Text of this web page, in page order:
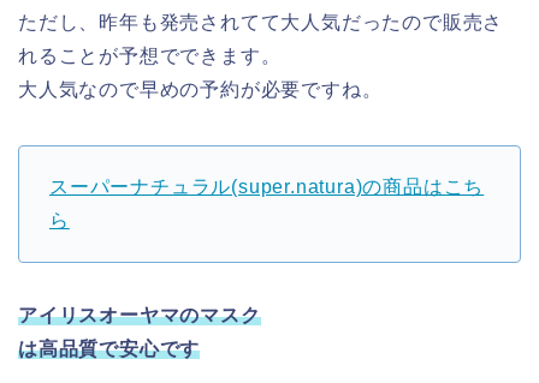
ただし、昨年も発売されてて大人気だったので販売さ
れることが予想でできます。
大人気なので早めの予約が必要ですね。
スーパーナチュラル(super.natura)の商品はこち
ら
アイリスオーヤマのマスク
は高品質で安心です